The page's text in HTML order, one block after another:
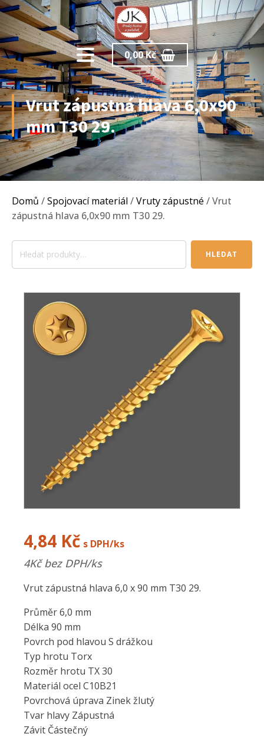
0,00Kč
Vrut zápustná hlava 6,0x90
mm T30 29.
Domů /Spojovací materiál /Vruty zápustné / Vrut
zápustná hlava 6,0x90 mm T30 29.
Hledat: HLEDAT
4,84 Kč s DPH/ks
4Kč bez DPH/ks
Vrut zápustná hlava 6,0 x 90 mm T30 29.
Průměr 6,0 mm
Délka 90 mm
Povrch pod hlavou S drážkou
Typ hrotu Torx
Rozměr hrotu TX 30
Materiál ocel C10B21
Povrchová úprava Zinek žlutý
Tvar hlavy Zápustná
Závit Částečný